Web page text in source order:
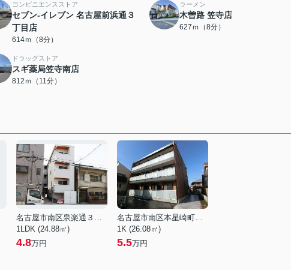
コンビニエンスストア
セブン-イレブン 名古屋前浜通３
丁目店
614ｍ（8分）
ラーメン
木曽路 笠寺店
627ｍ（8分）
ドラッグストア
スギ薬局笠寺南店
812ｍ（11分）
名古屋市南区泉楽通３丁目
1LDK (24.88㎡)
4.8万円
名古屋市南区本星崎町字町
1K (26.08㎡)
5.5万円